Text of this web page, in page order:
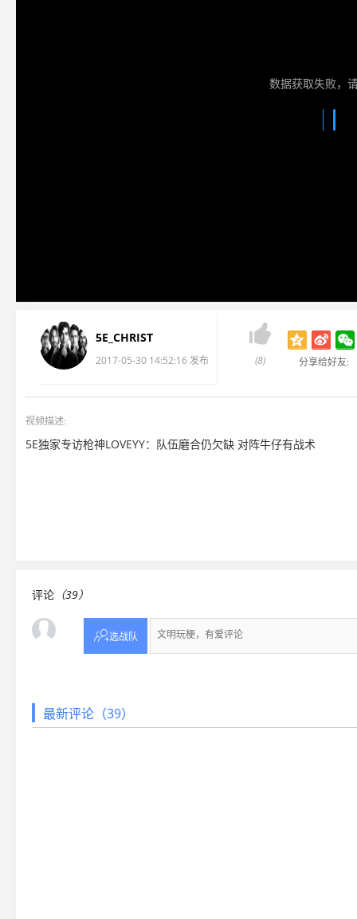
数据获取失败，
5E_CHRIST
2017-05-30 14:52:16 发布

(8) 分享给好友:
视频描述:
5E独家专访枪神LOVEYY：队伍磨合仍欠缺 对阵牛仔有战术
评论 （39）
选战队
最新评论（39）